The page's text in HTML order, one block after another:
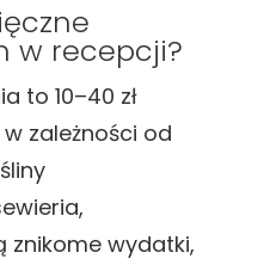
w recepcji?
to 10–40 zł
zależności od
znikome wydatki,